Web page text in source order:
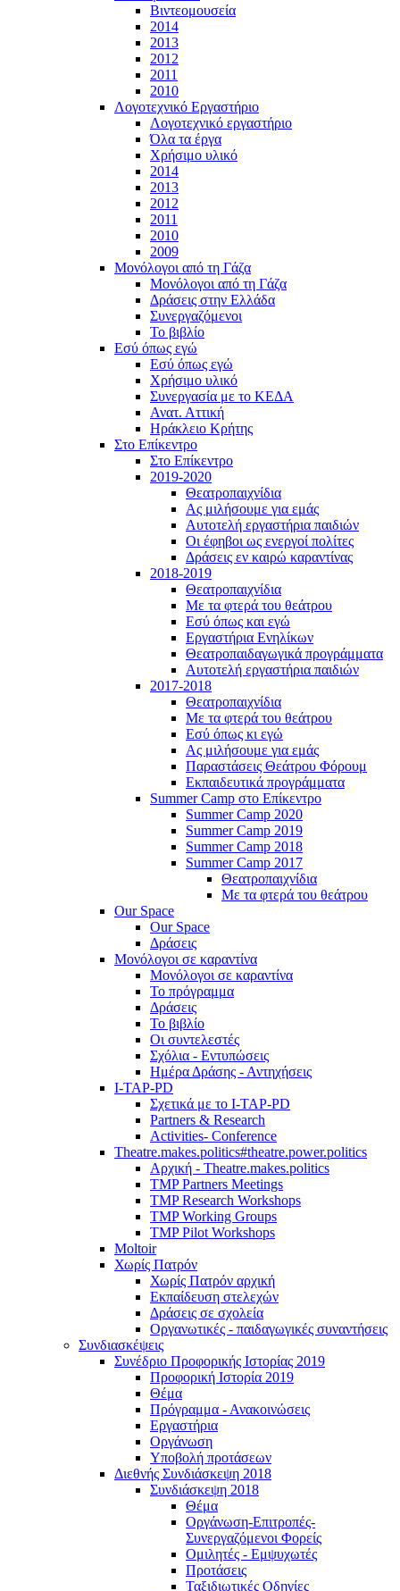
Βιντεομουσεία
2014
2013
2012
2011
2010
Λογοτεχνικό Εργαστήριο
Λογοτεχνικό εργαστήριο
Όλα τα έργα
Χρήσιμο υλικό
2014
2013
2012
2011
2010
2009
Μονόλογοι από τη Γάζα
Μονόλογοι από τη Γάζα
Δράσεις στην Ελλάδα
Συνεργαζόμενοι
To βιβλίο
Εσύ όπως εγώ
Εσύ όπως εγώ
Χρήσιμο υλικό
Συνεργασία με το ΚΕΔΑ
Ανατ. Αττική
Ηράκλειο Κρήτης
Στο Επίκεντρο
Στο Επίκεντρο
2019-2020
Θεατροπαιχνίδια
Ας μιλήσουμε για εμάς
Αυτοτελή εργαστήρια παιδιών
Οι έφηβοι ως ενεργοί πολίτες
Δράσεις εν καιρώ καραντίνας
2018-2019
Θεατροπαιχνίδια
Με τα φτερά του θεάτρου
Εσύ όπως και εγώ
Εργαστήρια Ενηλίκων
Θεατροπαιδαγωγικά προγράμματα
Αυτοτελή εργαστήρια παιδιών
2017-2018
Θεατροπαιχνίδια
Με τα φτερά του θεάτρου
Εσύ όπως κι εγώ
Ας μιλήσουμε για εμάς
Παραστάσεις Θεάτρου Φόρουμ
Εκπαιδευτικά προγράμματα
Summer Camp στο Επίκεντρο
Summer Camp 2020
Summer Camp 2019
Summer Camp 2018
Summer Camp 2017
Θεατροπαιχνίδια
Με τα φτερά του θεάτρου
Our Space
Our Space
Δράσεις
Μονόλογοι σε καραντίνα
Μονόλογοι σε καραντίνα
Το πρόγραμμα
Δράσεις
Το βιβλίο
Οι συντελεστές
Σχόλια - Εντυπώσεις
Ημέρα Δράσης - Αντηχήσεις
I-TAP-PD
Σχετικά με το I-TAP-PD
Partners & Research
Activities- Conference
Theatre.makes.politics#theatre.power.politics
Αρχική - Theatre.makes.politics
TMP Partners Meetings
TMP Research Workshops
TMP Working Groups
TMP Pilot Workshops
Moltoir
Χωρίς Πατρόν
Χωρίς Πατρόν αρχική
Εκπαίδευση στελεχών
Δράσεις σε σχολεία
Οργανωτικές - παιδαγωγικές συναντήσεις
Συνδιασκέψεις
Συνέδριο Προφορικής Ιστορίας 2019
Προφορική Ιστορία 2019
Θέμα
Πρόγραμμα - Ανακοινώσεις
Εργαστήρια
Οργάνωση
Υποβολή προτάσεων
Διεθνής Συνδιάσκεψη 2018
Συνδιάσκεψη 2018
Θέμα
Οργάνωση-Επιτροπές-
Συνεργαζόμενοι Φορείς
Ομιλητές - Εμψυχωτές
Προτάσεις
Ταξιδιωτικές Οδηγίες